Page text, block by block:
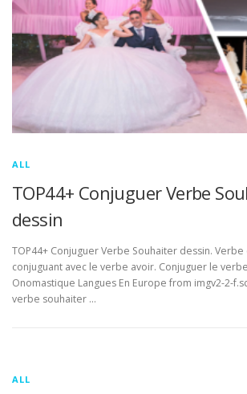
ALL
TOP44+ Conjuguer Verbe
dessin
TOP44+ Conjuguer Verbe Souhaiter dessin.
conjuguant avec le verbe avoir. Conjuguer le
Onomastique Langues En Europe from imgv2-2-
verbe souhaiter …
ALL